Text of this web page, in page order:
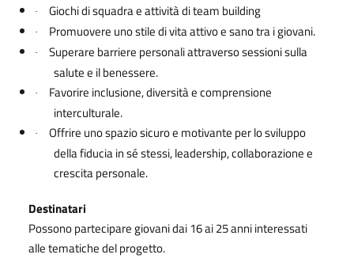
· Giochi di squadra e attività di team building
· Promuovere uno stile di vita attivo e sano tra i giovani.
·
Superare barriere personali attraverso sessioni sulla
salute e il benessere.
·
Favorire inclusione, diversità e comprensione
interculturale.
·
Offrire uno spazio sicuro e motivante per lo sviluppo
della fiducia in sé stessi, leadership, collaborazione e
crescita personale.
Destinatari
Possono partecipare giovani dai 16 ai 25 anni interessati
alle tematiche del progetto.